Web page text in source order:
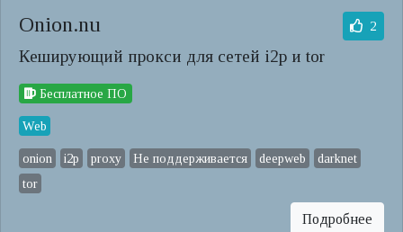
Onion.nu
Кеширующий прокси для сетей i2p и tor
2
Бесплатное ПО
Web
onion i2p proxy Не поддерживается deepweb
darknet
tor
Подробнее